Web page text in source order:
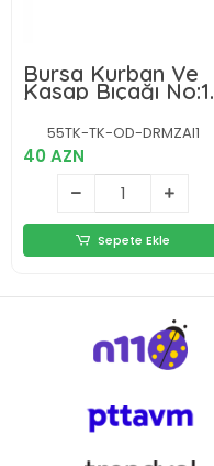
Bursa Kurban Ve
Kasap Bıçağı No:1,
İnce, 15 Cm, Ahşap
Sap
55TK-TK-OD-DRMZAI1
40 AZN
Sepete Ekle